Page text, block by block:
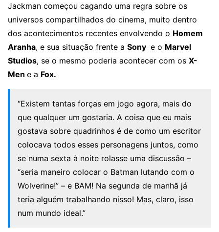
Jackman começou cagando uma regra sobre os
universos compartilhados do cinema, muito dentro
dos acontecimentos recentes envolvendo o Homem
Aranha, e sua situação frente a Sony e o Marvel
Studios, se o mesmo poderia acontecer com os X-
Men e a Fox.
“Existem tantas forças em jogo agora, mais do
que qualquer um gostaria. A coisa que eu mais
gostava sobre quadrinhos é de como um escritor
colocava todos esses personagens juntos, como
se numa sexta à noite rolasse uma discussão –
“seria maneiro colocar o Batman lutando com o
Wolverine!” – e BAM! Na segunda de manhã já
teria alguém trabalhando nisso! Mas, claro, isso
num mundo ideal.”